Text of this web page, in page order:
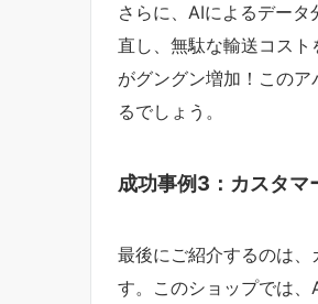
さらに、AIによるデー
直し、無駄な輸送コス
がグングン増加！この
るでしょう。
成功事例3：カスタマ
最後にご紹介するのは
す。このショップでは